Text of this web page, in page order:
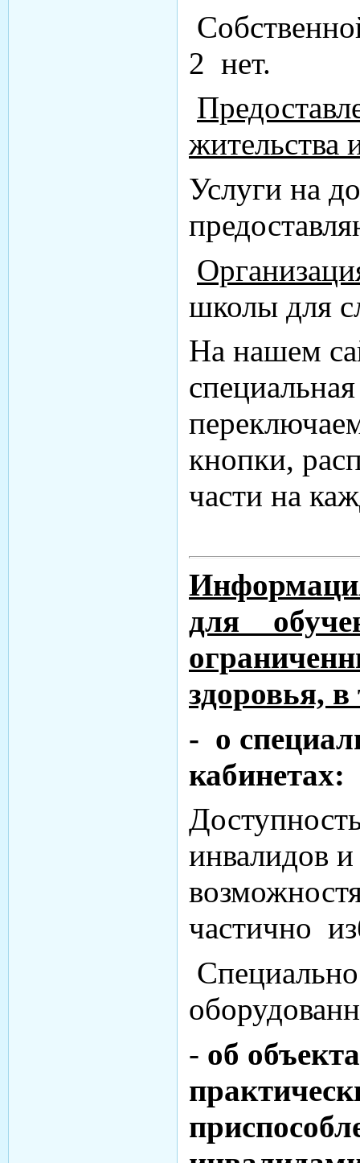
2 нет.
жительства
Услуги на
школы для
На нашем
кнопки,
части на
для
здоровья,
- о
кабинетах:
инвалидов
частично
- об